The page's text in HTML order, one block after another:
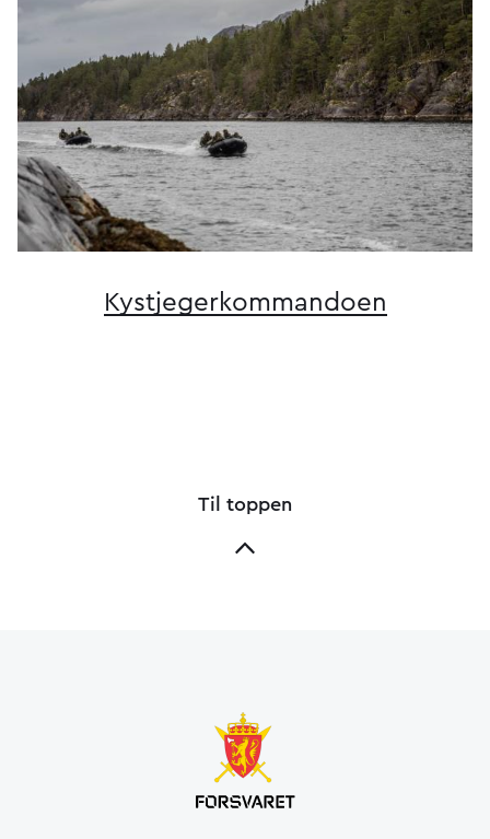
Kystjeger­kommandoen
Til toppen